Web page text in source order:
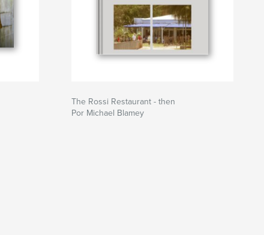
The Rossi Restaurant - then
Por Michael Blamey